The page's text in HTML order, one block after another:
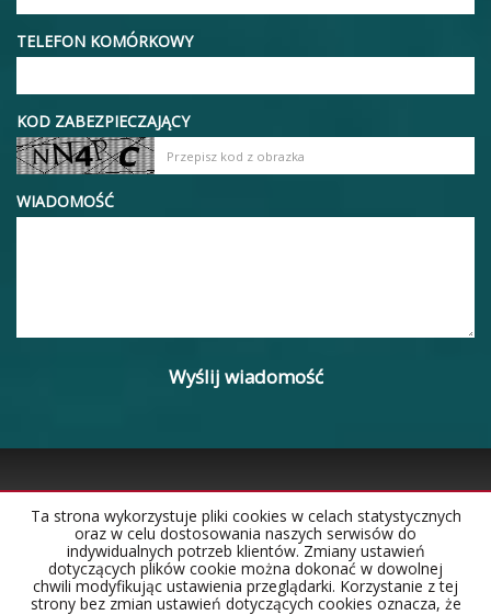
TELEFON KOMÓRKOWY
KOD ZABEZPIECZAJĄCY
WIADOMOŚĆ
Strona główna Notatnik Kontakt
Ta strona wykorzystuje pliki cookies w celach statystycznych
oraz w celu dostosowania naszych serwisów do
indywidualnych potrzeb klientów. Zmiany ustawień
dotyczących plików cookie można dokonać w dowolnej
chwili modyfikując ustawienia przeglądarki. Korzystanie z tej
strony bez zmian ustawień dotyczących cookies oznacza, że